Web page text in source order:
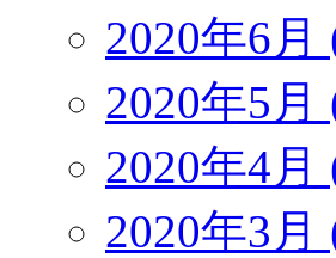
2020年6月
2020年5月
2020年4月
2020年3月